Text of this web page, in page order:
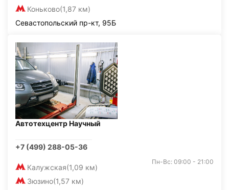
Коньково(1,87 км)
Севастопольский пр-кт, 95Б
Автотехцентр Научный
+7 (499) 288-05-36
Калужская(1,09 км)
Зюзино(1,57 км)
Пн-Вс: 09:00 - 21:00